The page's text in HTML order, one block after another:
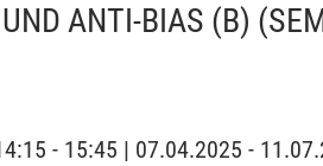
ANTI-BIAS (B)
- 15:45 | 07.04.2025 -